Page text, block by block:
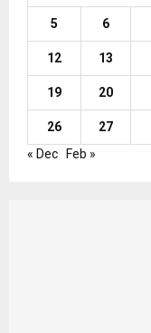
5 6
12 13
19 20
26 27
« Dec
Feb »